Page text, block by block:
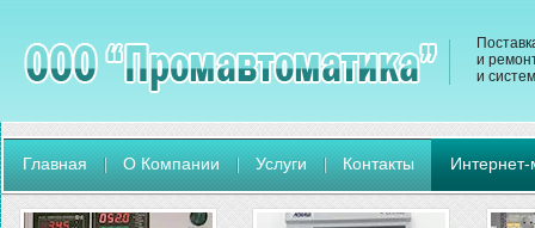
и
и
Главная О Компании Услуги Контакты Интернет-